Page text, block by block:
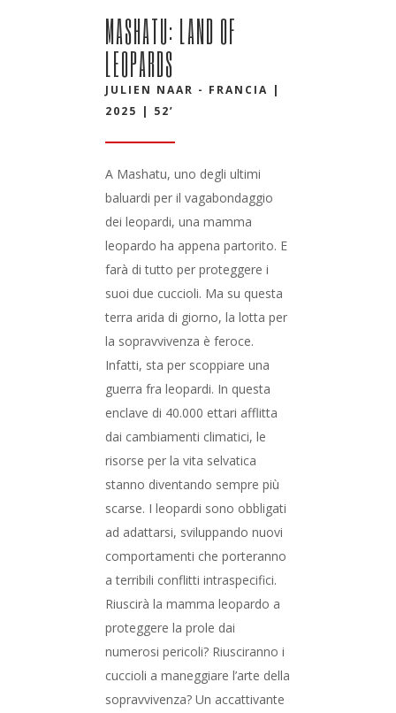
MASHATU: LAND OF
LEOPARDS
JULIEN NAAR - FRANCIA |
2025 | 52’
A Mashatu, uno degli ultimi
baluardi per il vagabondaggio
dei leopardi, una mamma
leopardo ha appena partorito. E
farà di tutto per proteggere i
suoi due cuccioli. Ma su questa
terra arida di giorno, la lotta per
la sopravvivenza è feroce.
Infatti, sta per scoppiare una
guerra fra leopardi. In questa
enclave di 40.000 ettari afflitta
dai cambiamenti climatici, le
risorse per la vita selvatica
stanno diventando sempre più
scarse. I leopardi sono obbligati
ad adattarsi, sviluppando nuovi
comportamenti che porteranno
a terribili conflitti intraspecifici.
Riuscirà la mamma leopardo a
proteggere la prole dai
numerosi pericoli? Riusciranno i
cuccioli a maneggiare l’arte della
sopravvivenza? Un accattivante